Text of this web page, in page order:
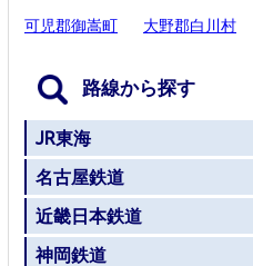
可児郡御嵩町 大野郡白川村
路線から探す
JR東海
名古屋鉄道
近畿日本鉄道
神岡鉄道